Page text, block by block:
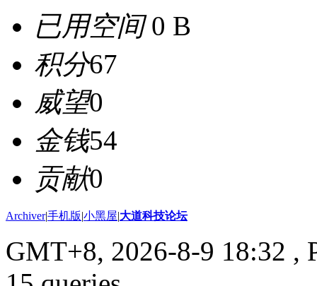
已用空间0 B
积分67
威望0
金钱54
贡献0
Archiver|手机版|小黑屋|大道科技论坛
GMT+8, 2026-8-9 18:32 ,